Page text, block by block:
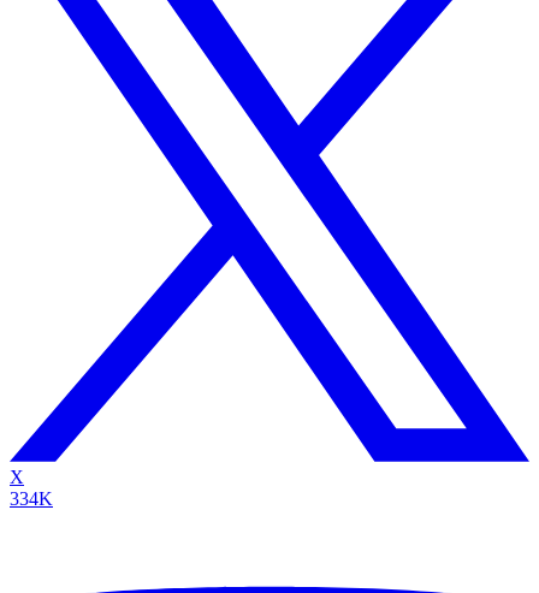
X
334K